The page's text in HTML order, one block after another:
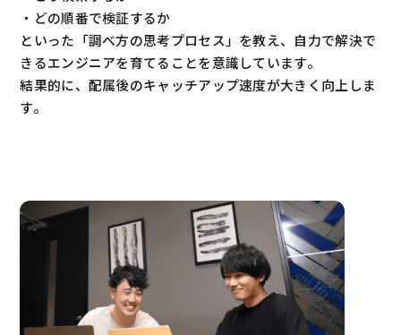
・どの順番で検証するか
といった「調べ方の思考プロセス」を教え、自力で解決で
きるエンジニアを育てることを意識しています。
結果的に、配属後のキャッチアップ速度が大きく向上しま
す。